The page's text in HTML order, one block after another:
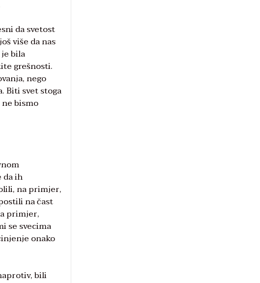
da svetost
više da nas
bila
grešnosti.
nego
Biti svet stoga
bismo
da ih
na primjer,
na čast
primjer,
se svecima
onako
bili